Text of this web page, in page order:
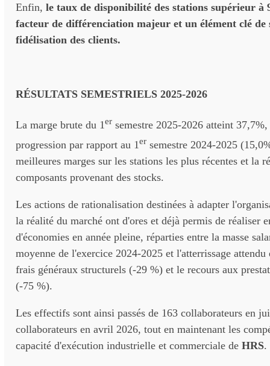
Enfin, le taux de disponibilité des stations supérieur à
facteur de différenciation majeur et un élément clé de
fidélisation des clients.
RÉSULTATS SEMESTRIELS 2025-2026
La marge brute du 1er semestre 2025-2026 atteint
progression par rapport au 1er semestre 2024-2025
meilleures marges sur les stations les plus récentes et la
composants provenant des stocks.
Les actions de rationalisation destinées à adapter
la réalité du marché ont d'ores et déjà permis de réaliser
d'économies en année pleine, réparties entre la masse
moyenne de l'exercice 2024-2025 et l'atterrissage
frais généraux structurels (-29 %) et le recours aux
(-75 %).
Les effectifs sont ainsi passés de 163 collaborateurs en
collaborateurs en avril 2026, tout en maintenant les
capacité d'exécution industrielle et commerciale de HRS.